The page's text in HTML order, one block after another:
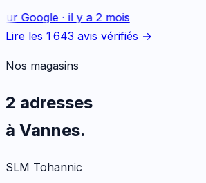
Google· il y a 2 mois
Lire les 1 643 avis vérifiés →
Nos magasins
2 adresses
à Vannes.
SLM Tohannic